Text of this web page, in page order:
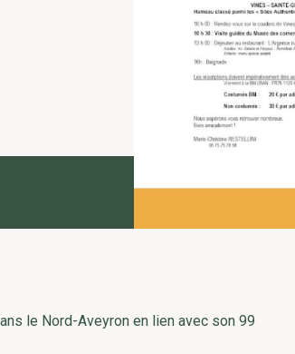
le Nord-Aveyron en lien avec son 99